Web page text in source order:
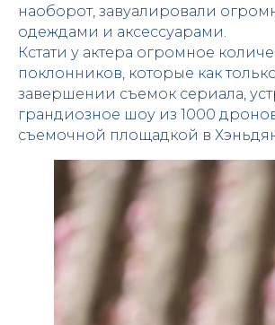
наоборот, завуалировали
одеждами и аксессуарами.
Кстати у актера огромное
поклонников, которые как
завершении съемок сериала,
грандиозное шоу из 1000
съемочной площадкой в